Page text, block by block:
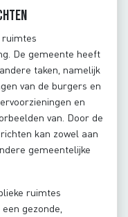
ruimtes
De gemeente heeft
taken, namelijk
van de burgers en
en
van. Door de
kan zowel aan
gemeentelijke
ruimtes
gezonde,